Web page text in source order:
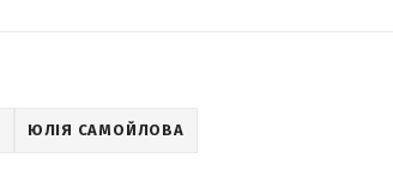
ЮЛІЯ САМОЙЛОВА